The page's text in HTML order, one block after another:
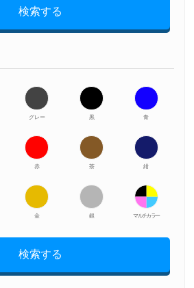
検索する
グレー 黒 青
赤 茶 紺
金 銀 マルチカラー
検索する